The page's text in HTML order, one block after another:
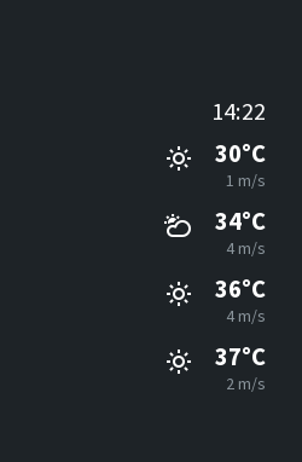
14:22
30°C
1 m/s
34°C
4 m/s
36°C
4 m/s
37°C
2 m/s